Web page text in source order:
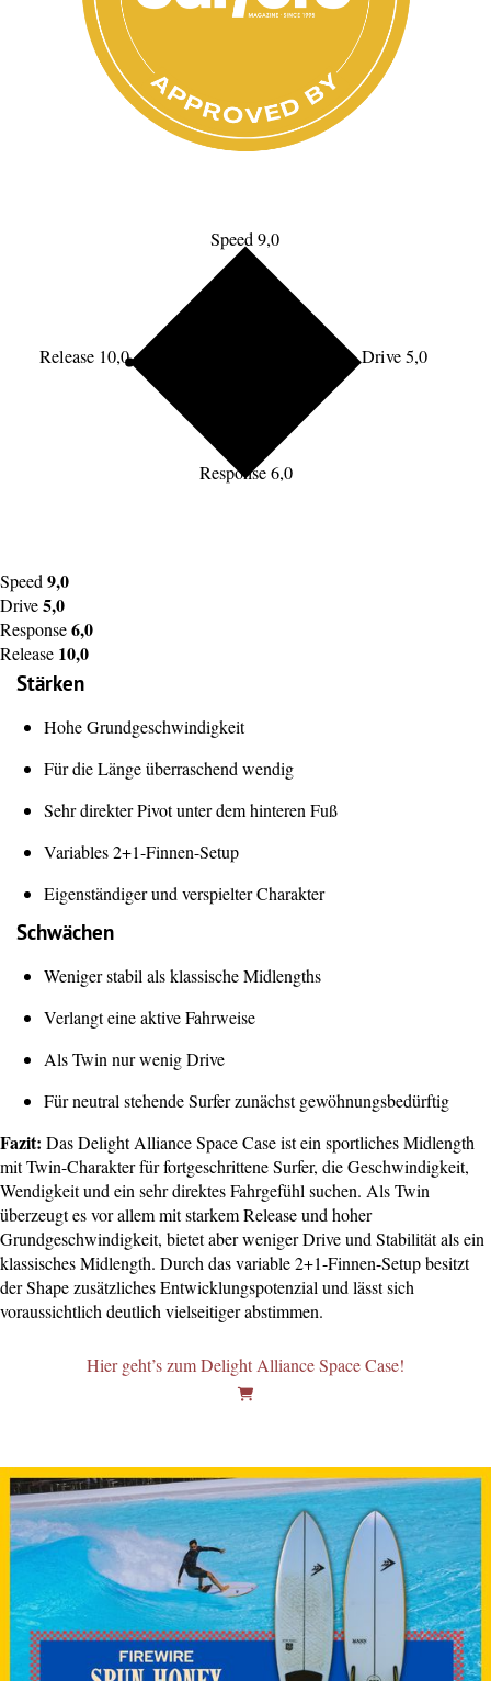
Speed 9,0
Drive 5,0
Response 6,0
Release 10,0
Speed 9,0
Drive5,0
Response6,0
Release 10,0
Stärken
Hohe Grundgeschwindigkeit
Für die Länge überraschend wendig
Sehr direkter Pivot unter dem hinteren Fuß
Variables 2+1-Finnen-Setup
Eigenständiger und verspielter Charakter
Schwächen
Weniger stabil als klassische Midlengths
Verlangt eine aktive Fahrweise
Als Twin nur wenig Drive
Für neutral stehende Surfer zunächst gewöhnungsbedürftig
Fazit: Das Delight Alliance Space Case ist ein sportliches Midlength
mit Twin-Charakter für fortgeschrittene Surfer, die Geschwindigkeit,
Wendigkeit und ein sehr direktes Fahrgefühl suchen. Als Twin
überzeugt es vor allem mit starkem Release und hoher
Grundgeschwindigkeit, bietet aber weniger Drive und Stabilität als ein
klassisches Midlength. Durch das variable 2+1-Finnen-Setup besitzt
der Shape zusätzliches Entwicklungspotenzial und lässt sich
voraussichtlich deutlich vielseitiger abstimmen.
Hier geht’s zum Delight Alliance Space Case!